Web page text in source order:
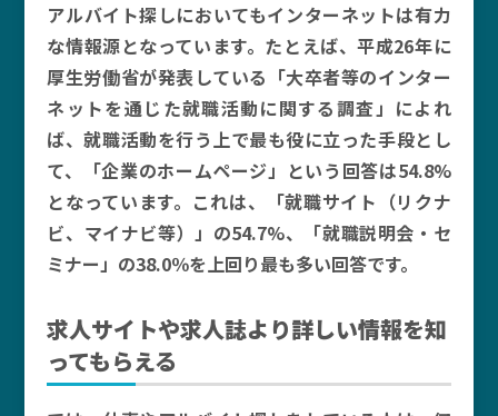
アルバイト探しにおいてもインターネットは有力
な情報源となっています。たとえば、平成26年に
厚生労働省が発表している「大卒者等のインター
ネットを通じた就職活動に関する調査」によれ
ば、就職活動を行う上で最も役に立った手段とし
て、「企業のホームページ」という回答は54.8%
となっています。これは、「就職サイト（リクナ
ビ、マイナビ等）」の54.7%、「就職説明会・セ
ミナー」の38.0％を上回り最も多い回答です。
求人サイトや求人誌より詳しい情報を知
ってもらえる